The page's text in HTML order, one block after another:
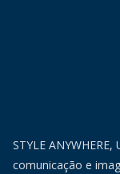
STYLE
comunicação e